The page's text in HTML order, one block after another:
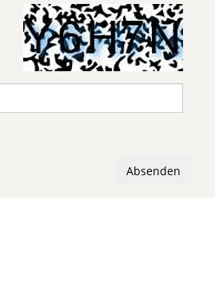
Absenden